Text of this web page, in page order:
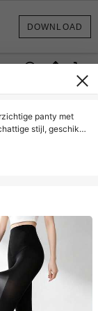
DOWNLOAD
panty met
stijl, geschikt